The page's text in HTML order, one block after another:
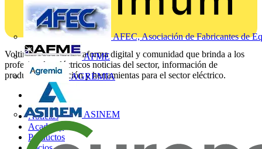
AFEC, Asociación de Fabricantes de
AFME
AGREMIA
ASINEM
Voltimum es una plataforma digital y comunidad que brinda a los
profesionales eléctricos noticias del sector, información de
productos, formación y herramientas para el sector eléctrico.
Mapa del sitio
Inicio
Noticias
Academy
Productos